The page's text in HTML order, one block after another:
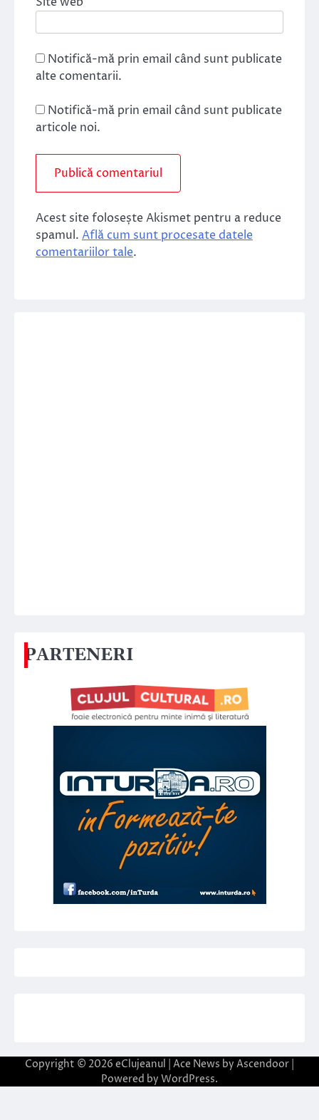
Notifică-mă prin email când sunt publicate
alte comentarii.
Notifică-mă prin email când sunt publicate
articole noi.
Acest site folosește Akismet pentru a reduce
spamul. Află cum sunt procesate datele
comentariilor tale.
PARTENERI
Copyright © 2026 eClujeanul | Ace News by Ascendoor
Powered by WordPress.